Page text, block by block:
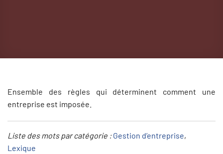
Ensemble des règles qui déterminent comment une
entreprise est imposée.
Liste des mots par catégorie :Gestion d’entreprise
Lexique